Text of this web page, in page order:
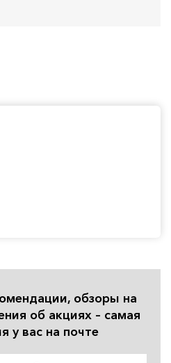
обзоры на
об акциях – самая
у вас на почте